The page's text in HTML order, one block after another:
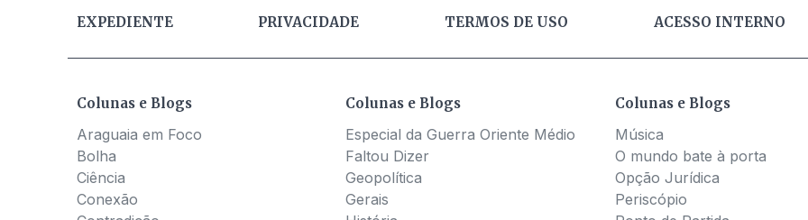
EXPEDIENTE PRIVACIDADE TERMOS DE USO ACESSO INTERNO
Colunas e Blogs
Araguaia em Foco
Bolha
Ciência
Conexão
Colunas e Blogs
Especial da Guerra Oriente Médio
Faltou Dizer
Geopolítica
Gerais
Colunas e Blogs
Música
O mundo bate à porta
Opção Jurídica
Periscópio